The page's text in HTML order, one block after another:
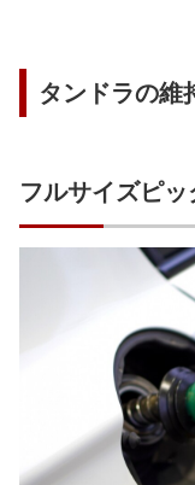
タンドラの維
フルサイズピ